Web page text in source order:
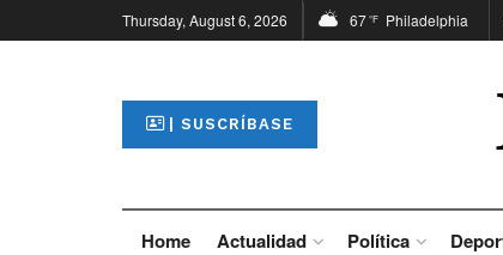
Thursday, August 6, 2026 67°F Philadelphia
| SUSCRÍBASE
Home Actualidad Política